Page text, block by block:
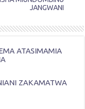
JANGWANI
ATASIMAMIA
ZAKAMATWA